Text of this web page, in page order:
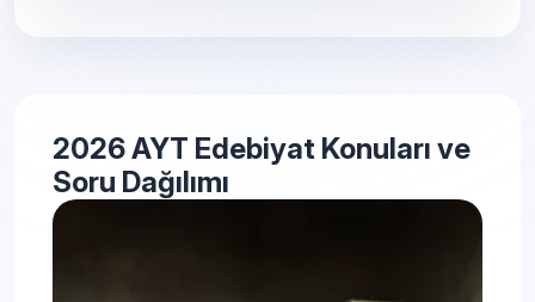
2026 AYT Edebiyat Konuları ve
Soru Dağılımı